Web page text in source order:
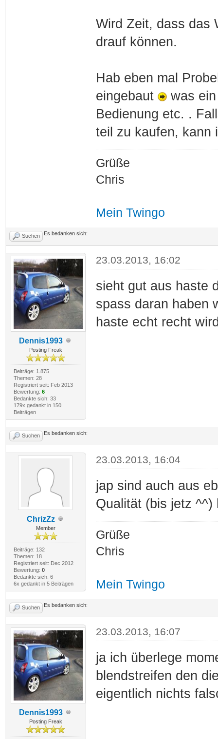
Wird Zeit, dass das
drauf können.
Hab eben mal
eingebaut
was ein
Bedienung etc. .
teil zu kaufen, kann
Grüße
Chris
Mein Twingo
Suchen Es bedanken sich:
Dennis1993
Posting Freak
Beiträge: 1.875
Themen: 28
Registriert seit: Feb 2013
Bewertung: 6
Bedankte sich: 33
179x gedankt in 150
Beiträgen
23.03.2013, 16:02
sieht gut aus haste
spass daran haben
haste echt recht
Suchen Es bedanken sich:
ChrizZz
Member
Beiträge: 132
Themen: 18
Registriert seit: Dec 2012
Bewertung: 0
Bedankte sich: 6
6x gedankt in 5 Beiträgen
23.03.2013, 16:04
jap sind auch aus
Qualität (bis jetz ^^)
Grüße
Chris
Mein Twingo
Suchen Es bedanken sich:
Dennis1993
Posting Freak
23.03.2013, 16:07
ja ich überlege
blendstreifen den
eigentlich nichts